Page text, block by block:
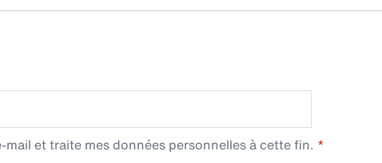
et traite mes données personnelles à cette fin.